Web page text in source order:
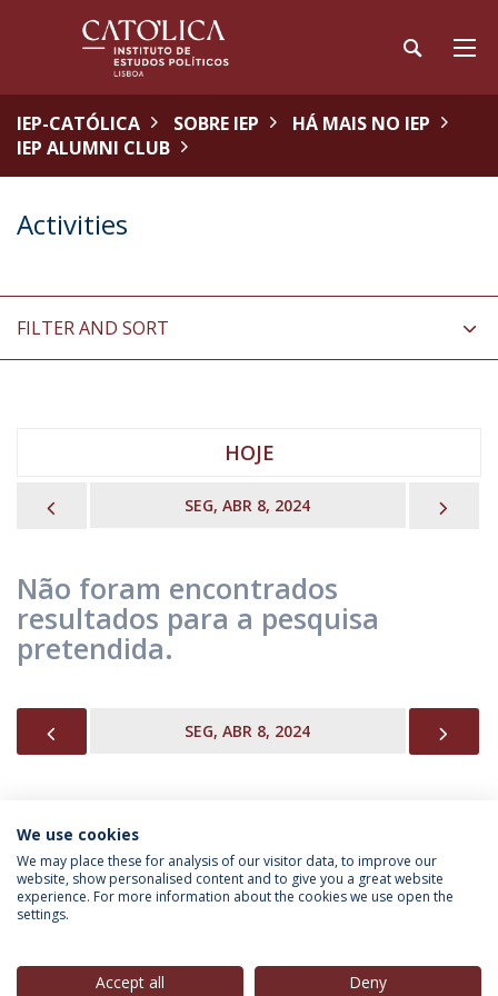
IEP-CATÓLICA SOBRE IEP
HÁ MAIS NO IEP
IEP ALUMNI CLUB
Activities
FILTER AND SORT
HOJE
SEG, ABR 8, 2024
Não foram encontrados
resultados para a pesquisa
pretendida.
SEG, ABR 8, 2024
INFORMAÇÃO PARA
We use cookies
We may place these for analysis of our visitor data, to improve our
website, show personalised content and to give you a great website
experience. For more information about the cookies we use open the
settings.
Accept all Deny